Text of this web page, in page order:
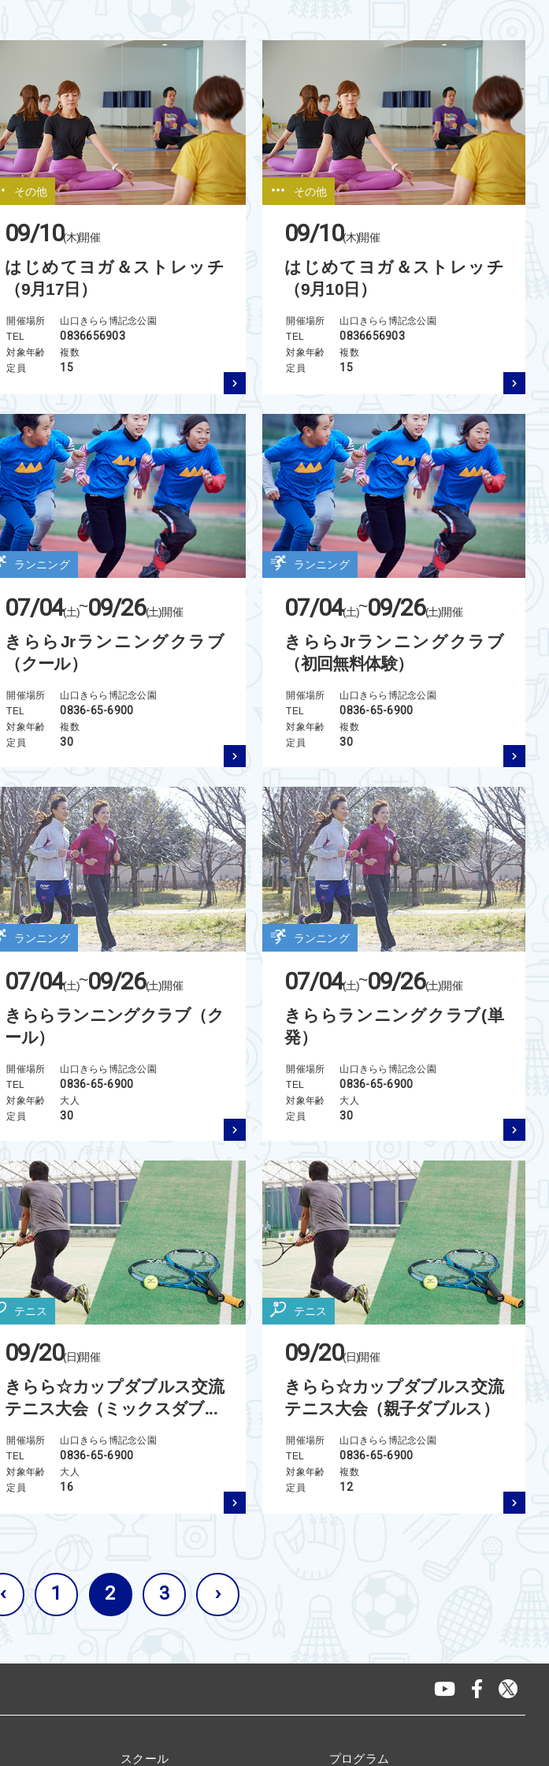
その他
09/10(木)開催
はじめてヨガ＆ストレッチ
（9月17日）
開催場所
山口きらら博記念公園
TEL
0836656903
対象年齢
複数
定員
15
その他
09/10(木)開催
はじめてヨガ＆ストレッチ
（9月10日）
開催場所
山口きらら博記念公園
TEL
0836656903
対象年齢
複数
定員
15
ランニング
07/04(土)~09/26(土)開催
きららJrランニングクラブ
（クール）
開催場所
山口きらら博記念公園
TEL
0836-65-6900
対象年齢
複数
定員
30
ランニング
07/04(土)~09/26(土)開催
きららJrランニングクラブ
（初回無料体験）
開催場所
山口きらら博記念公園
TEL
0836-65-6900
対象年齢
複数
定員
30
ランニング
07/04(土)~09/26(土)開催
きららランニングクラブ（ク
ール）
開催場所
山口きらら博記念公園
TEL
0836-65-6900
対象年齢
大人
定員
30
ランニング
07/04(土)~09/26(土)開催
きららランニングクラブ(単
発）
開催場所
山口きらら博記念公園
TEL
0836-65-6900
対象年齢
大人
定員
30
テニス
09/20(日)開催
きらら☆カップダブルス交流
テニス大会（ミックスダブ...
開催場所
山口きらら博記念公園
TEL
0836-65-6900
対象年齢
大人
定員
16
テニス
09/20(日)開催
きらら☆カップダブルス交流
テニス大会（親子ダブルス）
開催場所
山口きらら博記念公園
TEL
0836-65-6900
対象年齢
複数
定員
12
‹ 1 2 3 ›
スクール プログラム